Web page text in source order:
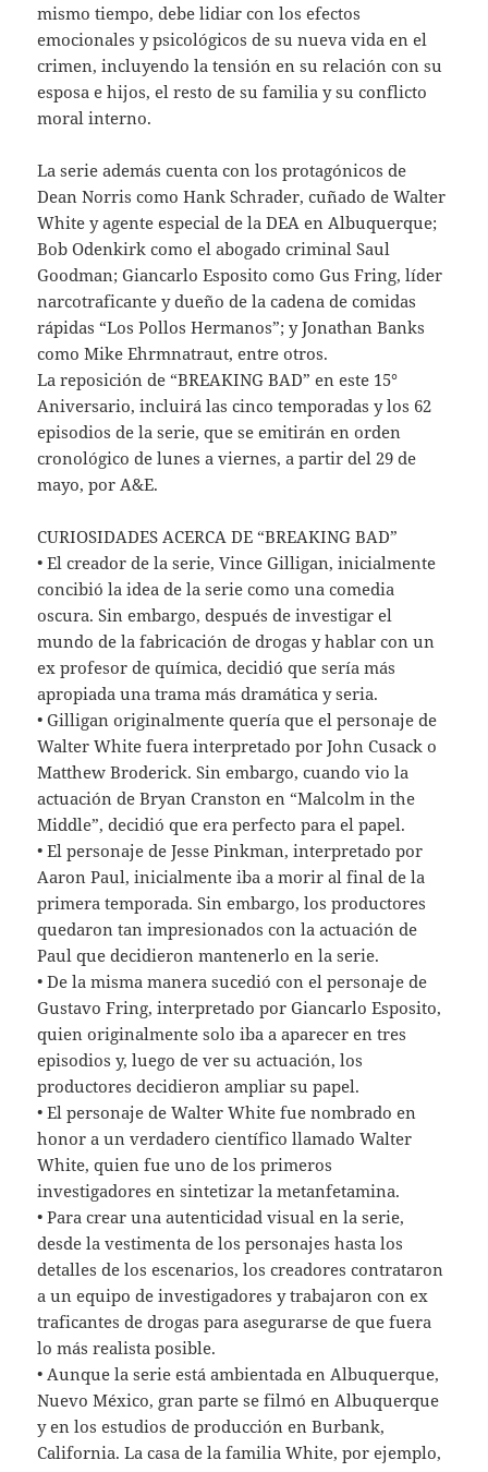
mismo tiempo, debe lidiar con los efectos
emocionales y psicológicos de su nueva vida en el
crimen, incluyendo la tensión en su relación con su
esposa e hijos, el resto de su familia y su conflicto
moral interno.
La serie además cuenta con los protagónicos de
Dean Norris como Hank Schrader, cuñado de Walter
White y agente especial de la DEA en Albuquerque;
Bob Odenkirk como el abogado criminal Saul
Goodman; Giancarlo Esposito como Gus Fring, líder
narcotraficante y dueño de la cadena de comidas
rápidas “Los Pollos Hermanos”; y Jonathan Banks
como Mike Ehrmnatraut, entre otros.
La reposición de “BREAKING BAD” en este 15°
Aniversario, incluirá las cinco temporadas y los 62
episodios de la serie, que se emitirán en orden
cronológico de lunes a viernes, a partir del 29 de
mayo, por A&E.
CURIOSIDADES ACERCA DE “BREAKING BAD”
• El creador de la serie, Vince Gilligan, inicialmente
concibió la idea de la serie como una comedia
oscura. Sin embargo, después de investigar el
mundo de la fabricación de drogas y hablar con un
ex profesor de química, decidió que sería más
apropiada una trama más dramática y seria.
• Gilligan originalmente quería que el personaje de
Walter White fuera interpretado por John Cusack o
Matthew Broderick. Sin embargo, cuando vio la
actuación de Bryan Cranston en “Malcolm in the
Middle”, decidió que era perfecto para el papel.
• El personaje de Jesse Pinkman, interpretado por
Aaron Paul, inicialmente iba a morir al final de la
primera temporada. Sin embargo, los productores
quedaron tan impresionados con la actuación de
Paul que decidieron mantenerlo en la serie.
• De la misma manera sucedió con el personaje de
Gustavo Fring, interpretado por Giancarlo Esposito,
quien originalmente solo iba a aparecer en tres
episodios y, luego de ver su actuación, los
productores decidieron ampliar su papel.
• El personaje de Walter White fue nombrado en
honor a un verdadero científico llamado Walter
White, quien fue uno de los primeros
investigadores en sintetizar la metanfetamina.
• Para crear una autenticidad visual en la serie,
desde la vestimenta de los personajes hasta los
detalles de los escenarios, los creadores contrataron
a un equipo de investigadores y trabajaron con ex
traficantes de drogas para asegurarse de que fuera
lo más realista posible.
• Aunque la serie está ambientada en Albuquerque,
Nuevo México, gran parte se filmó en Albuquerque
y en los estudios de producción en Burbank,
California. La casa de la familia White, por ejemplo,